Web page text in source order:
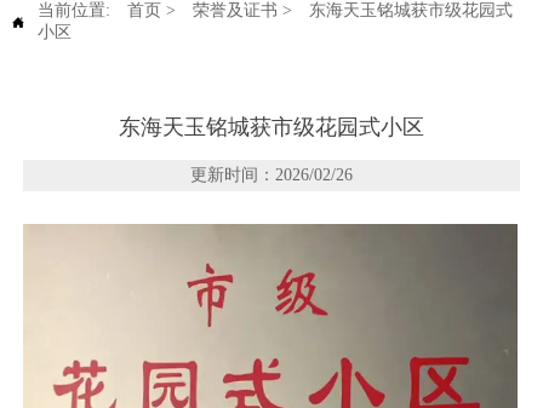

当前位置: 首页 > 荣誉及证书 >
东海天玉铭城获市级花园式
小区
东海天玉铭城获市级花园式小区
更新时间：2026/02/26